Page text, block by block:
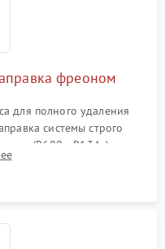
фреоном
для полного удаления
системы строго
(R600a, R134a) по
давления в системе.